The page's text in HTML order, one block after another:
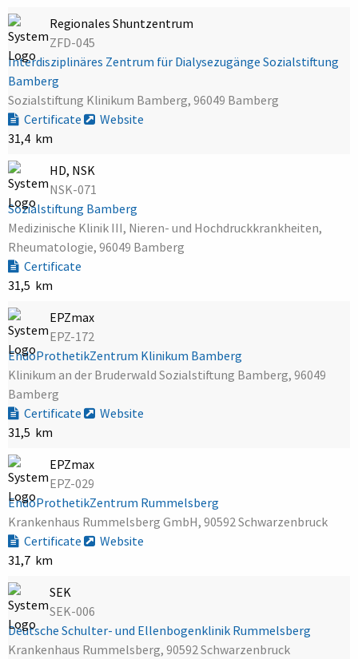
Regionales Shuntzentrum
ZFD-045
Interdisziplinäres Zentrum für Dialysezugänge Sozialstiftung
Bamberg
Sozialstiftung Klinikum Bamberg, 96049 Bamberg
Certificate
Website
31,4 km
HD, NSK
NSK-071
Sozialstiftung Bamberg
Medizinische Klinik III, Nieren- und Hochdruckkrankheiten,
Rheumatologie, 96049 Bamberg
Certificate
31,5 km
EPZmax
EPZ-172
EndoProthetikZentrum Klinikum Bamberg
Klinikum an der Bruderwald Sozialstiftung Bamberg, 96049
Bamberg
Certificate
Website
31,5 km
EPZmax
EPZ-029
EndoProthetikZentrum Rummelsberg
Krankenhaus Rummelsberg GmbH, 90592 Schwarzenbruck
Certificate
Website
31,7 km
SEK
SEK-006
Deutsche Schulter- und Ellenbogenklinik Rummelsberg
Krankenhaus Rummelsberg, 90592 Schwarzenbruck